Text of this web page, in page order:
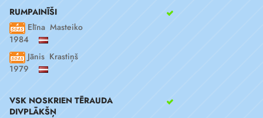
RUMPAINĪŠI
Elīna Masteiko
1984
Jānis Krastiņš
1979
VSK NOSKRIEN TĒRAUDA
DIVPLĀKŠŅ